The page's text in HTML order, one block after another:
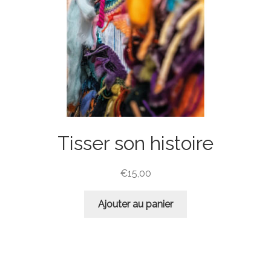
Tisser son histoire
€15,00
Ajouter au panier